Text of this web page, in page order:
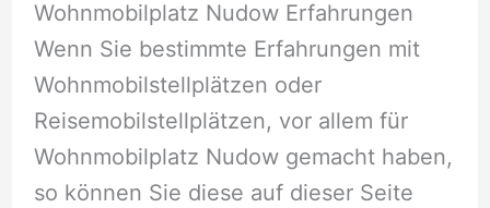
Wohnmobilplatz Nudow Erfahrungen
Wenn Sie bestimmte Erfahrungen mit
Wohnmobilstellplätzen oder
Reisemobilstellplätzen, vor allem für
Wohnmobilplatz Nudow gemacht haben,
so können Sie diese auf dieser Seite